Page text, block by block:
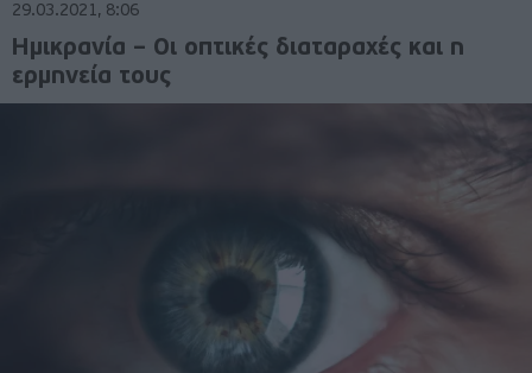
29.03.2021, 8:06
Ημικρανία – Οι οπτικές διαταραχές και η
ερμηνεία τους